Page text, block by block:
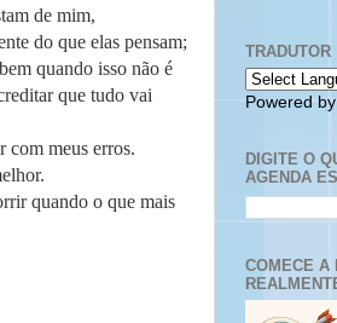
de mim,
do que elas pensam;
quando isso não é
que tudo vai
com meus erros.
quando o que mais
TRADUTOR
Powered by
DIGITE O
AGENDA
COMECE A